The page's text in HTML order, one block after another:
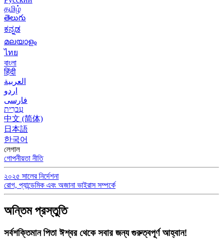
தமிழ்
తెలుగు
ಕನ್ನಡ
മലയാളം
ไทย
বাংলা
हिंदी
العربية
اردو
فارسی
עִברִית
中文 (简体)
日本語
한국어
লেগাল
গোপনীয়তা নীতি
২০২৫ সালের নির্দেশনা
রোগ, প্যান্ডেমিক এবং অজানা ভাইরাস সম্পর্কে
অন্তিম প্রস্তুতি
সর্বশক্তিমান পিতা ঈশ্বর থেকে সবার জন্য গুরুত্বপূর্ণ আহ্বান!